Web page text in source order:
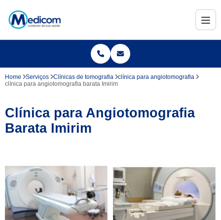
Home Serviços Clínicas de tomografia
clínica para angiotomografia
clínica para angiotomografia barata Imirim
Clínica para Angiotomografia
Barata Imirim